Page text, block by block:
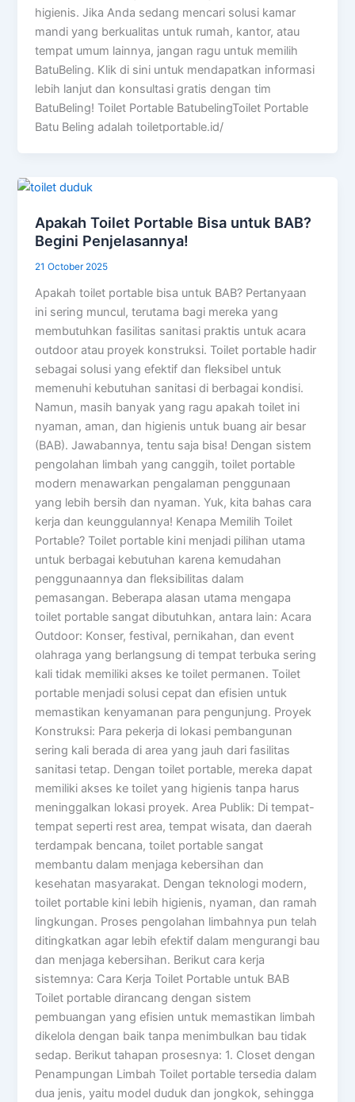
higienis. Jika Anda sedang mencari solusi kamar
mandi yang berkualitas untuk rumah, kantor, atau
tempat umum lainnya, jangan ragu untuk memilih
BatuBeling. Klik di sini untuk mendapatkan informasi
lebih lanjut dan konsultasi gratis dengan tim
BatuBeling! Toilet Portable BatubelingToilet Portable
Batu Beling adalah toiletportable.id/
Apakah Toilet Portable Bisa untuk BAB?
Begini Penjelasannya!
21 October 2025
Apakah toilet portable bisa untuk BAB? Pertanyaan
ini sering muncul, terutama bagi mereka yang
membutuhkan fasilitas sanitasi praktis untuk acara
outdoor atau proyek konstruksi. Toilet portable hadir
sebagai solusi yang efektif dan fleksibel untuk
memenuhi kebutuhan sanitasi di berbagai kondisi.
Namun, masih banyak yang ragu apakah toilet ini
nyaman, aman, dan higienis untuk buang air besar
(BAB). Jawabannya, tentu saja bisa! Dengan sistem
pengolahan limbah yang canggih, toilet portable
modern menawarkan pengalaman penggunaan
yang lebih bersih dan nyaman. Yuk, kita bahas cara
kerja dan keunggulannya! Kenapa Memilih Toilet
Portable? Toilet portable kini menjadi pilihan utama
untuk berbagai kebutuhan karena kemudahan
penggunaannya dan fleksibilitas dalam
pemasangan. Beberapa alasan utama mengapa
toilet portable sangat dibutuhkan, antara lain: Acara
Outdoor: Konser, festival, pernikahan, dan event
olahraga yang berlangsung di tempat terbuka sering
kali tidak memiliki akses ke toilet permanen. Toilet
portable menjadi solusi cepat dan efisien untuk
memastikan kenyamanan para pengunjung. Proyek
Konstruksi: Para pekerja di lokasi pembangunan
sering kali berada di area yang jauh dari fasilitas
sanitasi tetap. Dengan toilet portable, mereka dapat
memiliki akses ke toilet yang higienis tanpa harus
meninggalkan lokasi proyek. Area Publik: Di tempat-
tempat seperti rest area, tempat wisata, dan daerah
terdampak bencana, toilet portable sangat
membantu dalam menjaga kebersihan dan
kesehatan masyarakat. Dengan teknologi modern,
toilet portable kini lebih higienis, nyaman, dan ramah
lingkungan. Proses pengolahan limbahnya pun telah
ditingkatkan agar lebih efektif dalam mengurangi bau
dan menjaga kebersihan. Berikut cara kerja
sistemnya: Cara Kerja Toilet Portable untuk BAB
Toilet portable dirancang dengan sistem
pembuangan yang efisien untuk memastikan limbah
dikelola dengan baik tanpa menimbulkan bau tidak
sedap. Berikut tahapan prosesnya: 1. Closet dengan
Penampungan Limbah Toilet portable tersedia dalam
dua jenis, yaitu model duduk dan jongkok, sehingga